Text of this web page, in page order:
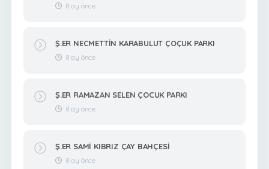
8 ay önce
Ş.ER NECMETTİN KARABULUT ÇOÇUK PARKI
8 ay önce
Ş.ER RAMAZAN SELEN ÇOCUK PARKI
8 ay önce
Ş.ER SAMİ KIBRIZ ÇAY BAHÇESİ
8 ay önce